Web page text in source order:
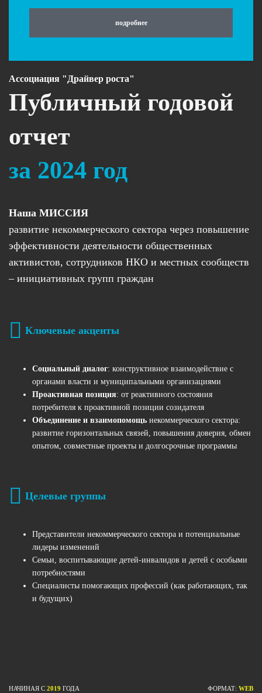
подробнее
Ассоциация "Драйвер роста"
Публичный годовой
отчет
за 2024 год
Наша МИССИЯ
развитие некоммерческого сектора через повышение
эффективности деятельности общественных
активистов, сотрудников НКО и местных сообществ
– инициативных групп граждан
Ключевые акценты
Социальный диалог: конструктивное взаимодействие с
органами власти и муниципальными организациями
Проактивная позиция: от реактивного состояния
потребителя к проактивной позиции созидателя
Объединение и взаимопомощь некоммерческого сектора:
развитие горизонтальных связей, повышения доверия, обмен
опытом, совместные проекты и долгосрочные программы
Целевые группы
Представители некоммерческого сектора и потенциальные
лидеры изменений
Семьи, воспитывающие детей-инвалидов и детей с особыми
потребностями
Специалисты помогающих профессий (как работающих, так
и будущих)
ФОРМАТ: WEB
НАЧИНАЯ С 2019 ГОДА